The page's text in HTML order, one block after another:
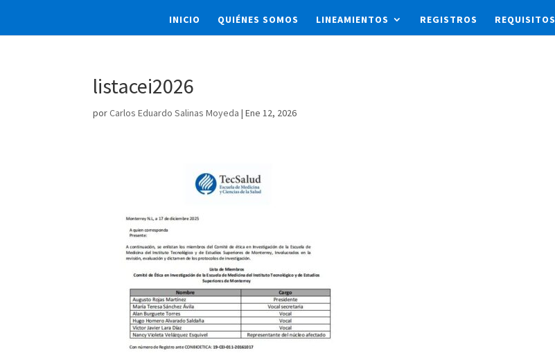
INICIO QUIÉNES SOMOS LINEAMIENTOS REGISTROS REQUISITOS
listacei2026
porCarlos Eduardo Salinas Moyeda |Ene 12, 2026